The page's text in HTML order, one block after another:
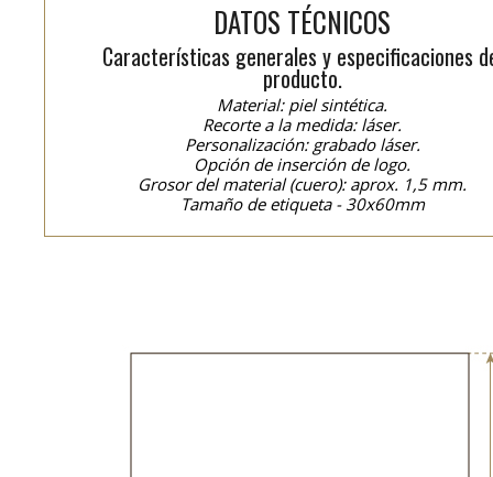
DATOS TÉCNICOS
Características generales y especificaciones
producto.
Material: piel sintética.
Recorte a la medida: láser.
Personalización: grabado láser.
Opción de inserción de logo.
Grosor del material (cuero): aprox. 1,5 mm.
Tamaño de etiqueta - 30x60mm